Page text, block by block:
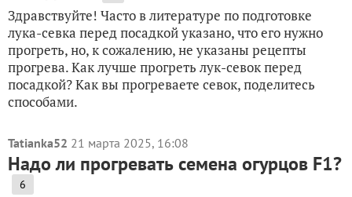
Здравствуйте! Часто в литературе по подготовке
лука-севка перед посадкой указано, что его нужно
прогреть, но, к сожалению, не указаны рецепты
прогрева. Как лучше прогреть лук-севок перед
посадкой? Как вы прогреваете севок, поделитесь
способами.
Tatianka52 21 марта 2025, 16:08
Надо ли прогревать семена огурцов F1?
6